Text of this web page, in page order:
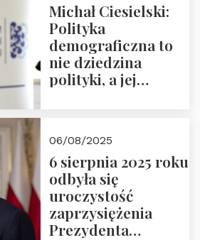
Michał Ciesielski:
Polityka
demograficzna to
nie dziedzina
polityki, a jej
06/08/2025
6 sierpnia 2025 roku
odbyła się
uroczystość
zaprzysiężenia
Prezydenta